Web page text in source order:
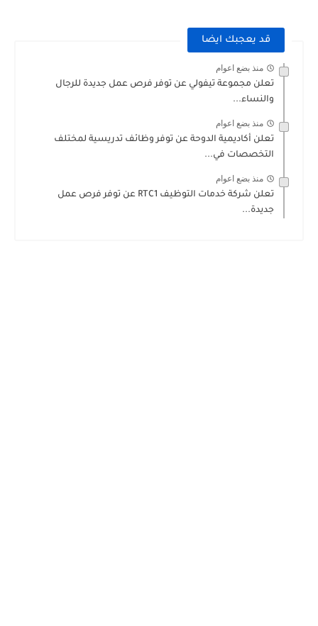
قد يعجبك ايضا
منذ بضع اعوام
تعلن مجموعة تيفولي عن توفر فرص عمل جديدة للرجال
والنساء...
منذ بضع اعوام
تعلن أكاديمية الدوحة عن توفر وظائف تدريسية لمختلف
التخصصات في...
منذ بضع اعوام
تعلن شركة خدمات التوظيف RTC1 عن توفر فرص عمل
جديدة...